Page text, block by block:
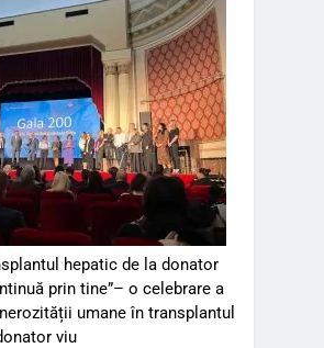
hepatic de la donator
prin tine”– o celebrare a
umane în transplantul
viu